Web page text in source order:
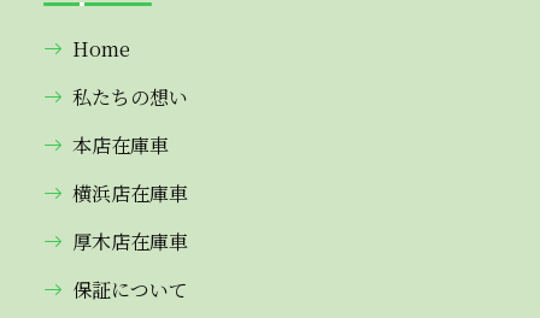
Home
私たちの想い
本店在庫車
横浜店在庫車
厚木店在庫車
保証について